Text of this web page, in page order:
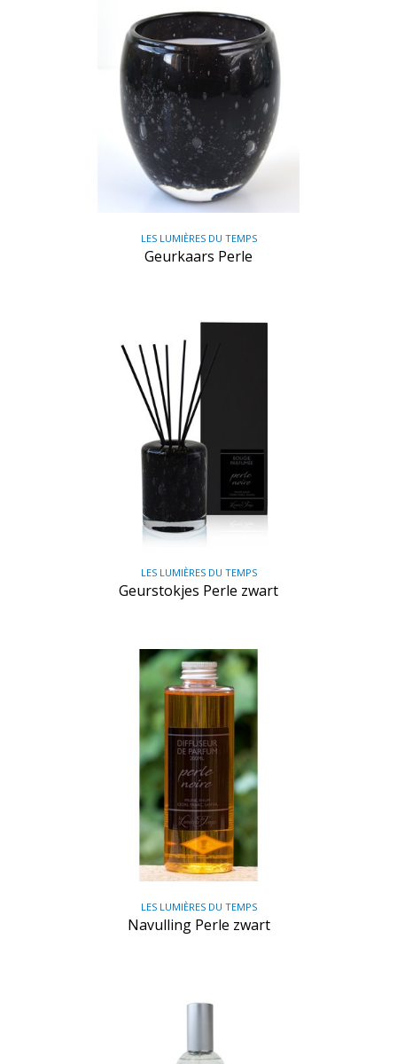
LES LUMIÈRES DU TEMPS
Geurkaars Perle
LES LUMIÈRES DU TEMPS
Geurstokjes Perle zwart
LES LUMIÈRES DU TEMPS
Navulling Perle zwart